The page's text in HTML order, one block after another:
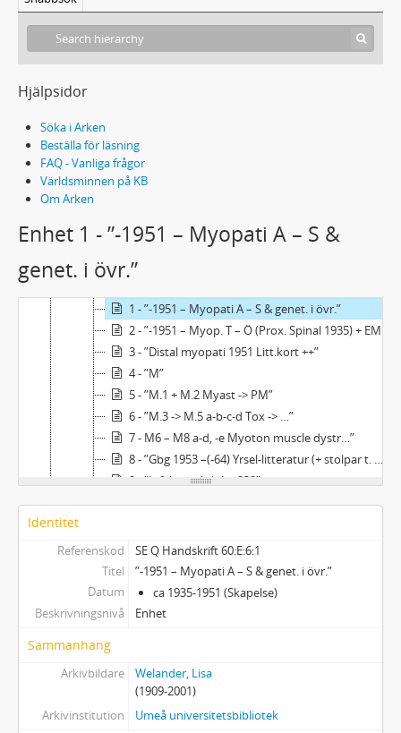
Hjälpsidor
Söka i Arken
Beställa för läsning
FAQ - Vanliga frågor
Världsminnen på KB
Om Arken
Enhet 1 - ”-1951 – Myopati A – S &
genet. i övr.”
Handskrift 60 - Lisa Welanders arkiv
B - Manuskript och egna verk
D - Handlingar rörande arkivbildarens verksamhet
E - Samlingar
1 - Fotografier och diabilder
3 - Böcker
4 - Tidningsurklipp
5 - Kartor
1 - ”-1951 – Myopati A – S & genet. i övr.”
2 - ”-1951 – Myop. T – Ö (Prox. Spinal 1935) + EMG m.m. 1947”
3 - ”Distal myopati 1951 Litt.kort ++”
4 - ”M”
5 - ”M.1 + M.2 Myast -> PM”
6 - ”M.3 -> M.5 a-b-c-d Tox -> …”
7 - M6 – M8 a-d, -e Myoton muscle dystr…”
8 - ”Gbg 1953 –(-64) Yrsel-litteratur (+ stolpar t. … 55?)”
9 - ”Infekt. sjukd. 1 – 239”
10 - ”I – VI A – F”
12 - ”Leakort”
13 - ”1) Kompletter? 2) Diverse??”
14 - ”forts här = 380,70 = p.23/1982-10 + 84”
F - Övrigt
Identitet
Referenskod
SE Q Handskrift 60:E:6:1
Titel
”-1951 – Myopati A – S & genet. i övr.”
Datum
ca 1935-1951 (Skapelse)
Beskrivningsnivå
Enhet
Sammanhang
Arkivbildare
Welander, Lisa
(1909-2001)
Arkivinstitution
Umeå universitetsbibliotek